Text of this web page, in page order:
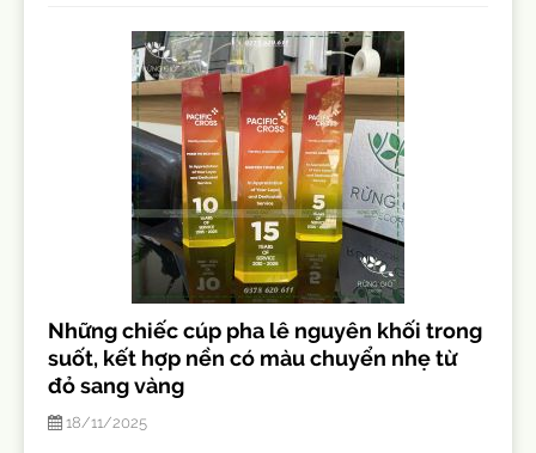
Những chiếc cúp pha lê nguyên khối trong
suốt, kết hợp nền có màu chuyển nhẹ từ
đỏ sang vàng
18/11/2025